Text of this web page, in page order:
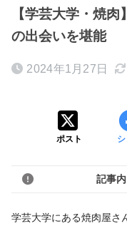
【学芸大学・焼
の出会いを堪能
2024年1月27日
ポスト
記事
学芸大学にある焼肉屋さ